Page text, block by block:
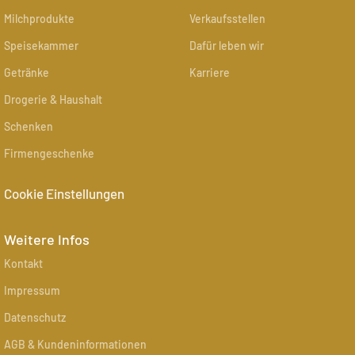
Milchprodukte
Speisekammer
Getränke
Drogerie & Haushalt
Schenken
Firmengeschenke
Cookie Einstellungen
Verkaufsstellen
Dafür leben wir
Karriere
Weitere Infos
Kontakt
Impressum
Datenschutz
AGB & Kundeninformationen